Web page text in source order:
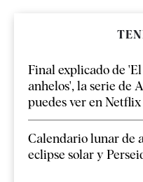
Final explicado de
anhelos', la serie de
puedes ver en Netflix
Calendario lunar de
eclipse solar y